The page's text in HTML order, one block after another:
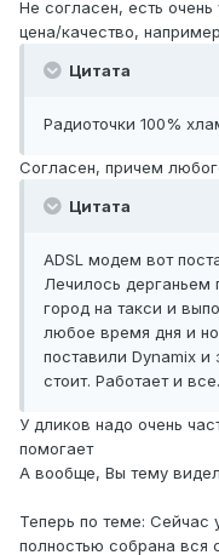
Не согласен, есть
цена/качество,
Цитата
Радиоточки 100%
Согласен, причем
Цитата
ADSL модем вот
Лечилось дерганьем
город на такси и
любое время дня и
поставили Dynamix
стоит. Работает и
У дликов надо очень
помогает
А вообще, Вы тему
Теперь по теме: Сейчас
полностью собрана вся